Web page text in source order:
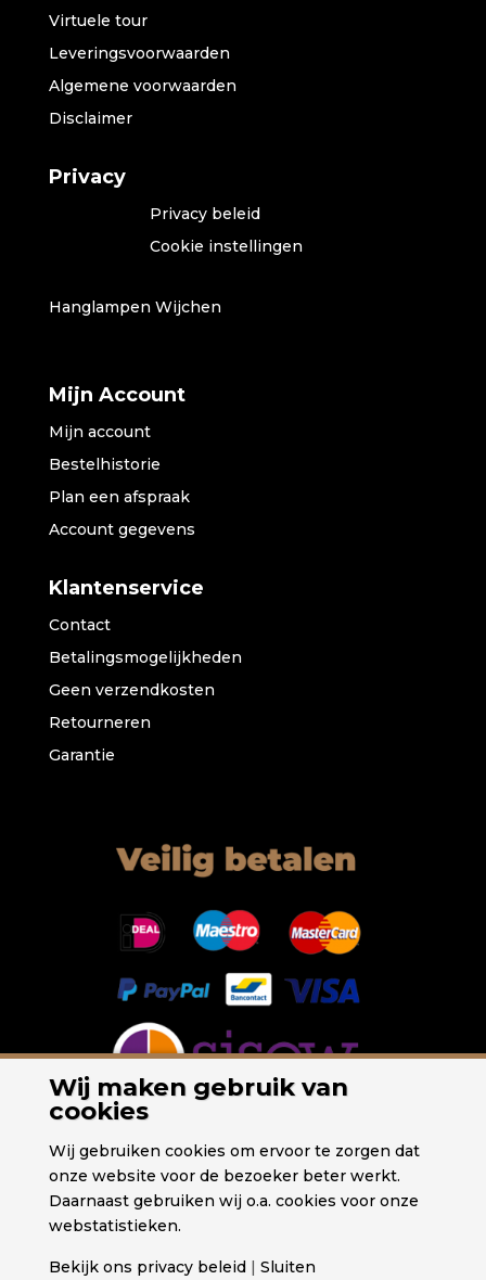
Virtuele tour
Leveringsvoorwaarden
Algemene voorwaarden
Disclaimer
Privacy
Privacy beleid
Cookie instellingen
Hanglampen Wijchen
Mijn Account
Mijn account
Bestelhistorie
Plan een afspraak
Account gegevens
Klantenservice
Contact
Betalingsmogelijkheden
Geen verzendkosten
Retourneren
Garantie
Wij maken gebruik van
cookies
Wij gebruiken cookies om ervoor te zorgen dat
onze website voor de bezoeker beter werkt.
Daarnaast gebruiken wij o.a. cookies voor onze
webstatistieken.
Bekijk ons privacy beleid | Sluiten